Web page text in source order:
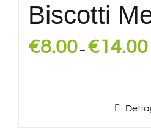
Biscotti
€8.00– €14.00